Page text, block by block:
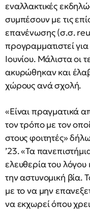
εναλλακτικές
συμπέσουν με τις
επανένωσης (σ.σ.
προγραμματιστεί
Ιουνίου. Μάλιστα οι
ακυρώθηκαν και
χώρους ανά σχολή.
«Είναι πραγματικά
τον τρόπο με τον
στους φοιτητές»
’23. «Τα
ελευθερία του λόγου
την αστυνομική βία.
με το να μην
να εκχωρεί όπου